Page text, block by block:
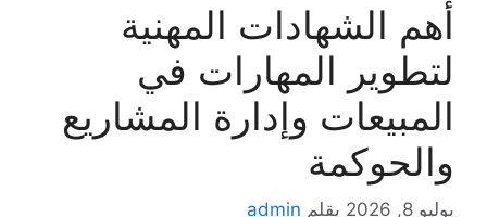
أهم الشهادات المهنية
لتطوير المهارات في
المبيعات وإدارة المشاريع
والحوكمة
يوليو 8, 2026 بقلم admin